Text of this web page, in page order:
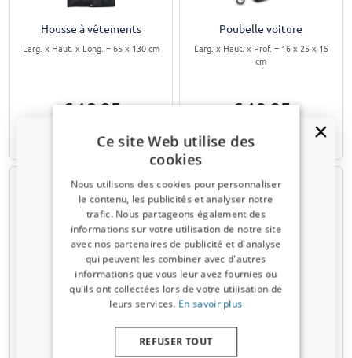
Housse à vêtements
Larg. x Haut. x Long. = 65 x 130 cm
€ 18,95
Disponible sur stock
Poubelle voiture
Larg. x Haut. x Prof. = 16 x 25 x 15
cm
€ 19,95
Disponible sur stock
Sac à chaussures (L)
Larg. x Haut. x Long. = 23 x 15 x 37
Sac à chaussures (M)
Larg. x Haut. x Long. = 28 x 45 cm
Ce site Web utilise des
cookies
Nous utilisons des cookies pour personnaliser
le contenu, les publicités et analyser notre
trafic. Nous partageons également des
informations sur votre utilisation de notre site
avec nos partenaires de publicité et d'analyse
qui peuvent les combiner avec d'autres
informations que vous leur avez fournies ou
qu'ils ont collectées lors de votre utilisation de
leurs services. En savoir plus
REFUSER TOUT
Un code de réduction de 5 % ?
Inscrivez-vous dès maintenant à notre
newsletter et profitez-en ! Votre code promo est
valable 3 jours.